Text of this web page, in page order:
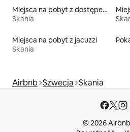
Miejsca na pobyt z dostępem do plaży
Skania
Miejsca na pobyt z jacuzzi
Skania
Airbnb Szwecja Skania
© 2026